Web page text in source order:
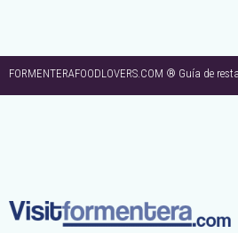
FORMENTERAFOODLOVERS.COM ® Guía de